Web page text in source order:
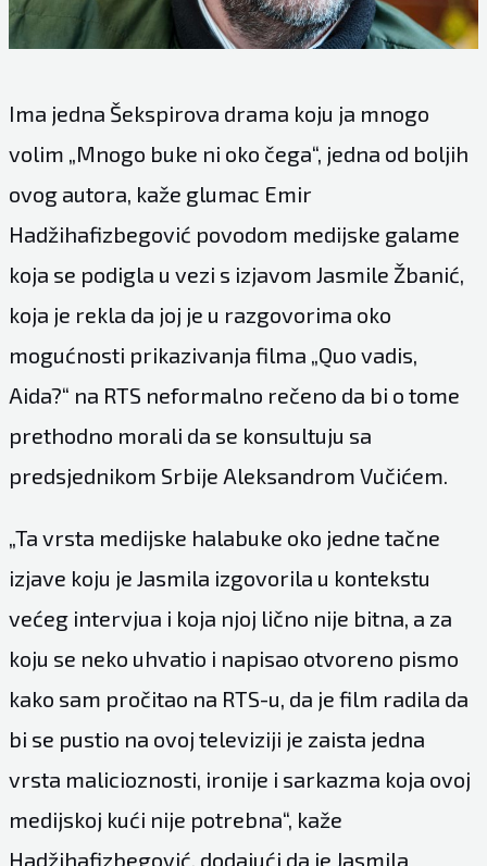
Ima jedna Šekspirova drama koju ja mnogo
volim „Mnogo buke ni oko čega“, jedna od boljih
ovog autora, kaže glumac Emir
Hadžihafizbegović povodom medijske galame
koja se podigla u vezi s izjavom Jasmile Žbanić,
koja je rekla da joj je u razgovorima oko
mogućnosti prikazivanja filma „Quo vadis,
Aida?“ na RTS neformalno rečeno da bi o tome
prethodno morali da se konsultuju sa
predsjednikom Srbije Aleksandrom Vučićem.
„Ta vrsta medijske halabuke oko jedne tačne
izjave koju je Jasmila izgovorila u kontekstu
većeg intervjua i koja njoj lično nije bitna, a za
koju se neko uhvatio i napisao otvoreno pismo
kako sam pročitao na RTS-u, da je film radila da
bi se pustio na ovoj televiziji je zaista jedna
vrsta malicioznosti, ironije i sarkazma koja ovoj
medijskoj kući nije potrebna“, kaže
Hadžihafizbegović, dodajući da je Jasmila